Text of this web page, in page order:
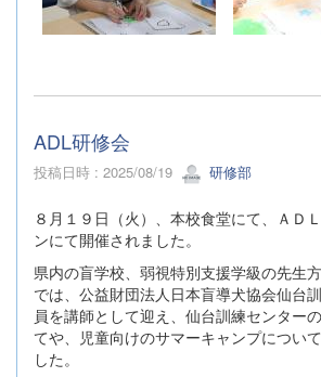
ADL研修会
投稿日時 : 2025/08/19 研修部
８月１９日（火）、本校食堂にて、ＡＤ
ンにて開催されました。
県内の盲学校、弱視特別支援学級の先生
では、公益財団法人日本盲導犬協会仙台
員を講師として迎え、仙台訓練センター
てや、児童向けのサマーキャンプについ
した。